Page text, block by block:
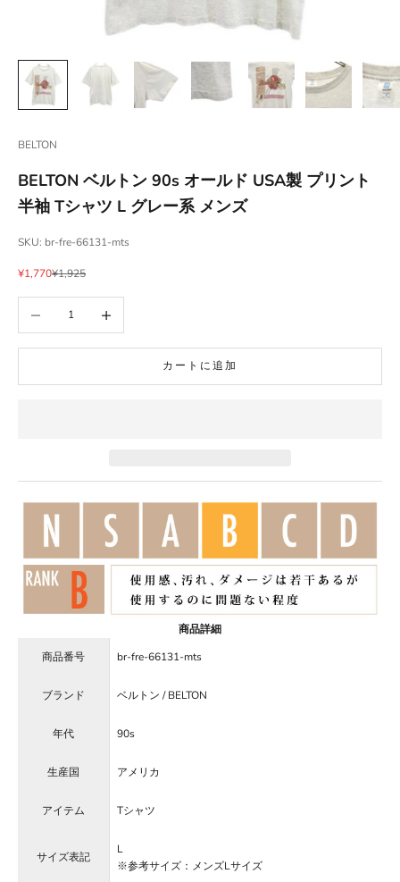
BELTON
BELTON ベルトン 90s オールド USA製 プリント
半袖 Tシャツ L グレー系 メンズ
SKU: br-fre-66131-mts
セール価格
¥1,770通常価格
¥1,925
カートに追加
商品詳細
商品番号
br-fre-66131-mts
ブランド ベルトン / BELTON
年代 90s
生産国 アメリカ
アイテム Tシャツ
サイズ表記
L
※参考サイズ：メンズLサイズ